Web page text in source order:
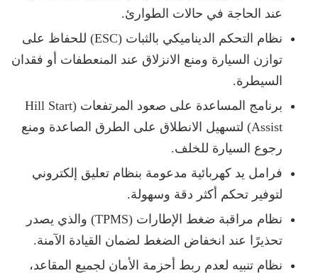
عند الحاجة في حالات الطوارئ.
نظام التحكم الديناميكي بالثبات (ESC) للحفاظ على
توازن السيارة ومنع الانزلاق عند المنعطفات أو فقدان
السيطرة.
برنامج المساعدة على صعود المرتفعات (Hill Start
Assist) لتسهيل الانطلاق على الطرق الصاعدة ومنع
رجوع السيارة للخلف.
فرامل يد كهربائية مدعومة بنظام تعليق إلكتروني
لتوفير تحكم أكثر دقة وسهولة.
نظام مراقبة ضغط الإطارات (TPMS) والذي يصدر
تحذيرًا عند انخفاض الضغط لضمان القيادة الآمنة.
نظام تنبيه لعدم ربط أحزمة الأمان لجميع المقاعد،